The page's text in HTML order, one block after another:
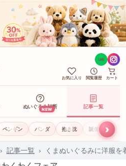
LINE
お気に入り 閲覧履歴 カート
ぬいぐるみ診断
NEW 記事一覧
ペンギン パンダ 抱き枕 誕生日ギフト
›
› 記事一覧 › くまぬいぐるみに洋服